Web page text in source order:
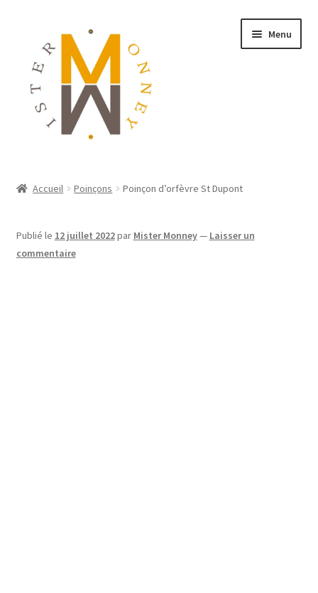
Menu
Accueil Poinçons Poinçon d’orfèvre St Dupont
Publié le 12 juillet 2022par Mister Monney— Laisser un
commentaire